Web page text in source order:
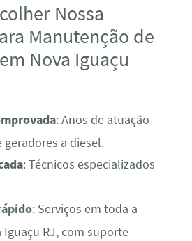
Nossa
Manutenção de
Nova Iguaçu
: Anos de atuação
a diesel.
: Técnicos especializados
: Serviços em toda a
Iguaçu RJ, com suporte